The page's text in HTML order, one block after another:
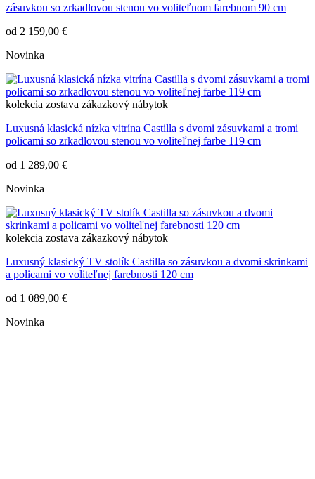
zásuvkou so zrkadlovou stenou vo voliteľnom farebnom 90 cm
od 2 159,00 €
Novinka
kolekcia zostava zákazkový nábytok
Luxusná klasická nízka vitrína Castilla s dvomi zásuvkami a tromi
policami so zrkadlovou stenou vo voliteľnej farbe 119 cm
od 1 289,00 €
Novinka
kolekcia zostava zákazkový nábytok
Luxusný klasický TV stolík Castilla so zásuvkou a dvomi skrinkami
a policami vo voliteľnej farebnosti 120 cm
od 1 089,00 €
Novinka